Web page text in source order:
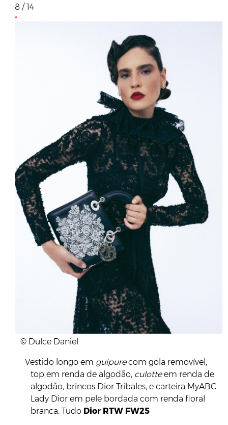
8 / 14
© Dulce Daniel
Vestido longo em guipurecom gola removível,
top em renda de algodão, culotteem renda de
algodão, brincos Dior Tribales, e carteira MyABC
Lady Dior em pele bordada com renda floral
branca. Tudo Dior RTW FW25